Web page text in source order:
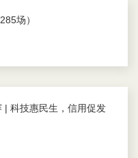
场）
| 科技惠民生，信用促发